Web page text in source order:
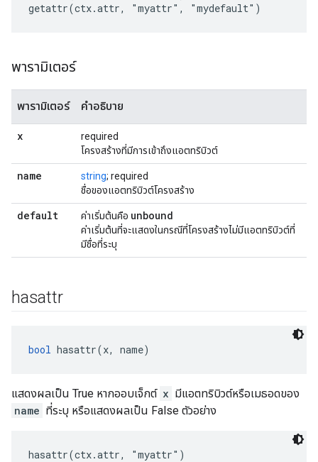
getattr(ctx.attr, "myattr", "mydefault")
พารามิเตอร์
พารามิเตอร์ คำอธิบาย
x
required
โครงสร้างที่มีการเข้าถึงแอตทริบิวต์
name string; required
ชื่อของแอตทริบิวต์โครงสร้าง
default ค่าเริ่มต้นคือ unbound
ค่าเริ่มต้นที่จะแสดงในกรณีที่โครงสร้างไม่มีแอตทริบิวต์ที่
มีชื่อที่ระบุ
hasattr
bool hasattr(x, name)
แสดงผลเป็น True หากออบเจ็กต์ x มีแอตทริบิวต์หรือเมธอดของ
name ที่ระบุ หรือแสดงผลเป็น False ตัวอย่าง
hasattr(ctx.attr, "myattr")